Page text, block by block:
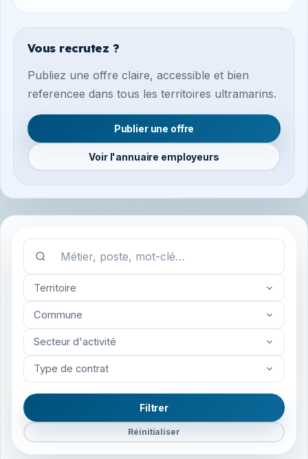
Vous recrutez ?
Publiez une offre claire, accessible et bien
referencee dans tous les territoires ultramarins.
Publier une offre
Voir l'annuaire employeurs
Territoire
Commune
Secteur d'activité
Type de contrat
Filtrer
Réinitialiser